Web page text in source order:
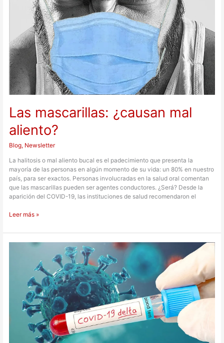
Las mascarillas: ¿causan mal
aliento?
Blog, Newsletter
La halitosis o mal aliento bucal es el padecimiento que presenta la
mayoría de las personas en algún momento de su vida: un 80% en nuestro
país, para ser exactos. Personas involucradas en la salud oral comentan
que las mascarillas pueden ser agentes conductores. ¿Será? Desde la
aparición del COVID-19, las instituciones de salud recomendaron el
Leer más »
Práctica
medidas
prevención!